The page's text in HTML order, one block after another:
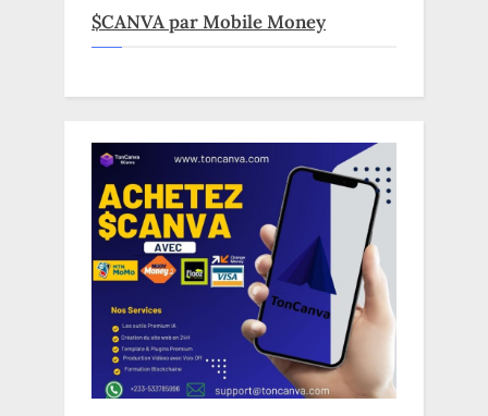
$CANVA par Mobile Money